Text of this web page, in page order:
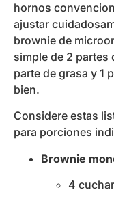
hornos
ajustar
brownie de
simple de 2 partes
parte de grasa y 1
bien.
Considere estas
para porciones
Brownie
4